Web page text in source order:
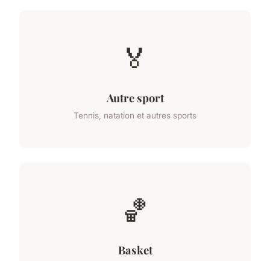
🏅
Autre sport
Tennis, natation et autres sports
🏀
Basket